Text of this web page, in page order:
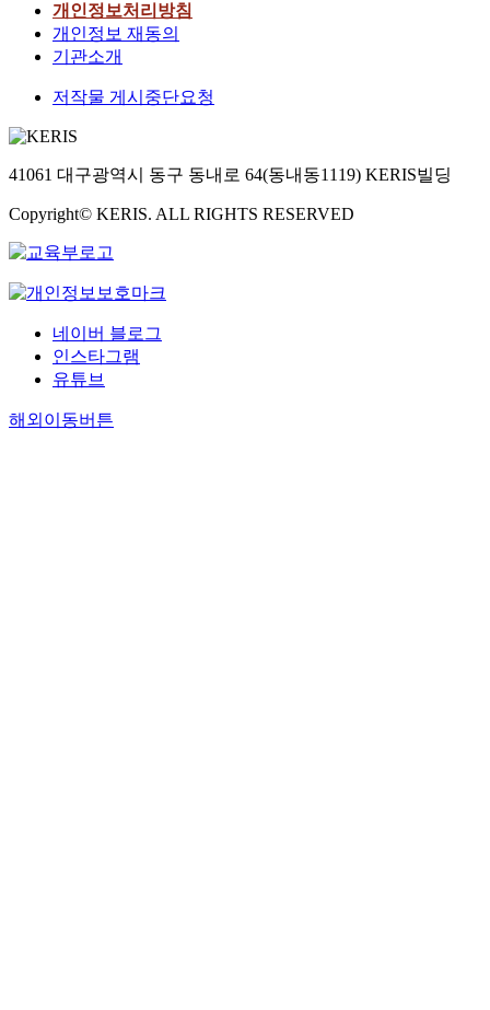
개인정보처리방침
개인정보 재동의
기관소개
저작물 게시중단요청
41061 대구광역시 동구 동내로 64(동내동1119) KERIS빌딩
Copyright© KERIS. ALL RIGHTS RESERVED
네이버 블로그
인스타그램
유튜브
해외이동버튼